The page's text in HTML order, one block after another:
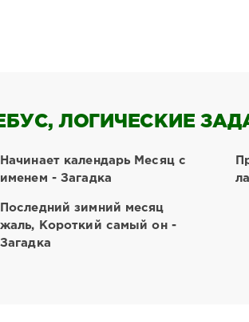
ЛОГИЧЕСКИЕ
Начинает календарь Месяц с
именем - Загадка
Последний зимний месяц
жаль, Короткий самый он -
Загадка